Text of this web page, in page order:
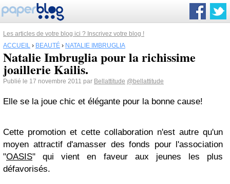
Les articles de votre blog ici ? Inscrivez votre blog !
ACCUEIL › BEAUTÉ › NATALIE IMBRUGLIA
Natalie Imbruglia pour la richissime
joaillerie Kailis.
Publié le 17 novembre 2011 par Bellattitude @bellattitude
Elle se la joue chic et élégante pour la bonne cause!
Cette promotion et cette collaboration n'est autre qu'un
moyen attractif d'amasser des fonds pour l'association
"OASIS" qui vienten faveur aux jeunes les plus
défavorisés.